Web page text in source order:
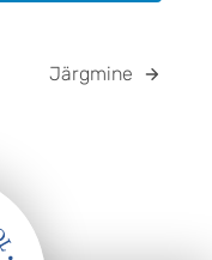
Järgmine